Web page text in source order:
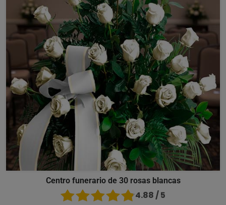
Centro funerario de 30 rosas blancas
4.88 / 5